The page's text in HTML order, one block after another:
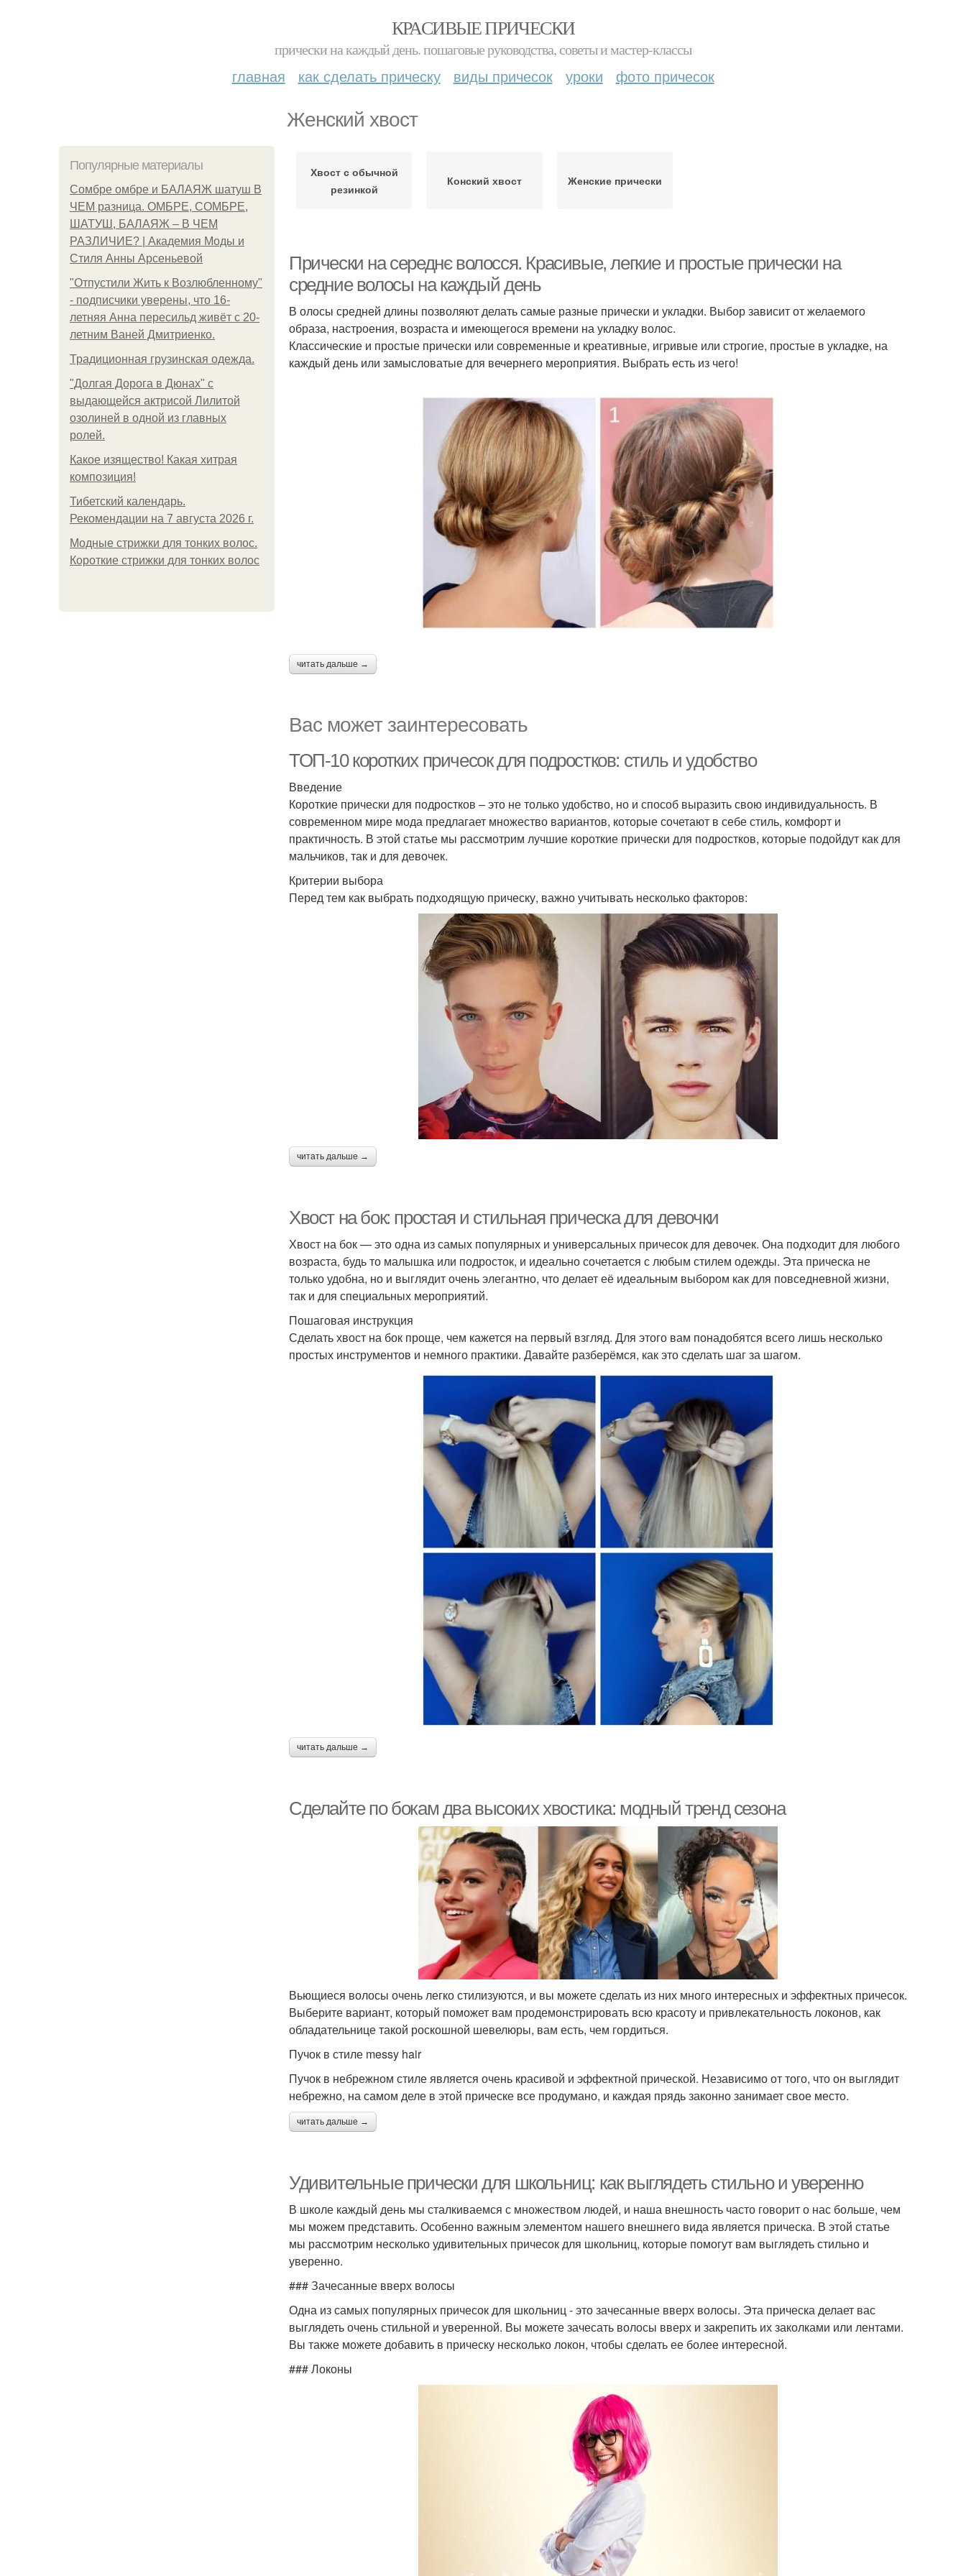
КРАСИВЫЕ ПРИЧЕСКИ
прически на каждый день. пошаговые руководства, советы и мастер-классы
главная как сделать прическу виды причесок уроки фото причесок
Женский хвост
Популярные материалы
Сомбре омбре и БАЛАЯЖ шатуш В
ЧЕМ разница. ОМБРЕ, СОМБРЕ,
ШАТУШ, БАЛАЯЖ – В ЧЕМ
РАЗЛИЧИЕ? | Академия Моды и
Стиля Анны Арсеньевой
"Отпустили Жить к Возлюбленному"
- подписчики уверены, что 16-
летняя Анна пересильд живёт с 20-
летним Ваней Дмитриенко.
Традиционная грузинская одежда.
"Долгая Дорога в Дюнах" с
выдающейся актрисой Лилитой
озолиней в одной из главных
ролей.
Какое изящество! Какая хитрая
композиция!
Тибетский календарь.
Рекомендации на 7 августа 2026 г.
Модные стрижки для тонких волос.
Короткие стрижки для тонких волос
Хвост с обычной
резинкой
Конский хвост Женские прически
Прически на середнє волосся. Красивые, легкие и простые прически на
средние волосы на каждый день
В олосы средней длины позволяют делать самые разные прически и укладки. Выбор зависит от желаемого
образа, настроения, возраста и имеющегося времени на укладку волос.
Классические и простые прически или современные и креативные, игривые или строгие, простые в укладке, на
каждый день или замысловатые для вечернего мероприятия. Выбрать есть из чего!
читать дальше →
Вас может заинтересовать
ТОП-10 коротких причесок для подростков: стиль и удобство
Введение
Короткие прически для подростков – это не только удобство, но и способ выразить свою индивидуальность. В
современном мире мода предлагает множество вариантов, которые сочетают в себе стиль, комфорт и
практичность. В этой статье мы рассмотрим лучшие короткие прически для подростков, которые подойдут как для
мальчиков, так и для девочек.
Критерии выбора
Перед тем как выбрать подходящую прическу, важно учитывать несколько факторов:
читать дальше →
Хвост на бок: простая и стильная прическа для девочки
Хвост на бок — это одна из самых популярных и универсальных причесок для девочек. Она подходит для любого
возраста, будь то малышка или подросток, и идеально сочетается с любым стилем одежды. Эта прическа не
только удобна, но и выглядит очень элегантно, что делает её идеальным выбором как для повседневной жизни,
так и для специальных мероприятий.
Пошаговая инструкция
Сделать хвост на бок проще, чем кажется на первый взгляд. Для этого вам понадобятся всего лишь несколько
простых инструментов и немного практики. Давайте разберёмся, как это сделать шаг за шагом.
читать дальше →
Сделайте по бокам два высоких хвостика: модный тренд сезона
Вьющиеся волосы очень легко стилизуются, и вы можете сделать из них много интересных и эффектных причесок.
Выберите вариант, который поможет вам продемонстрировать всю красоту и привлекательность локонов, как
обладательнице такой роскошной шевелюры, вам есть, чем гордиться.
Пучок в стиле messy hair
Пучок в небрежном стиле является очень красивой и эффектной прической. Независимо от того, что он выглядит
небрежно, на самом деле в этой прическе все продумано, и каждая прядь законно занимает свое место.
читать дальше →
Удивительные прически для школьниц: как выглядеть стильно и уверенно
В школе каждый день мы сталкиваемся с множеством людей, и наша внешность часто говорит о нас больше, чем
мы можем представить. Особенно важным элементом нашего внешнего вида является прическа. В этой статье
мы рассмотрим несколько удивительных причесок для школьниц, которые помогут вам выглядеть стильно и
уверенно.
### Зачесанные вверх волосы
Одна из самых популярных причесок для школьниц - это зачесанные вверх волосы. Эта прическа делает вас
выглядеть очень стильной и уверенной. Вы можете зачесать волосы вверх и закрепить их заколками или лентами.
Вы также можете добавить в прическу несколько локон, чтобы сделать ее более интересной.
### Локоны